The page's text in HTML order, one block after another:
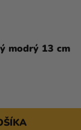
modrý 13 cm